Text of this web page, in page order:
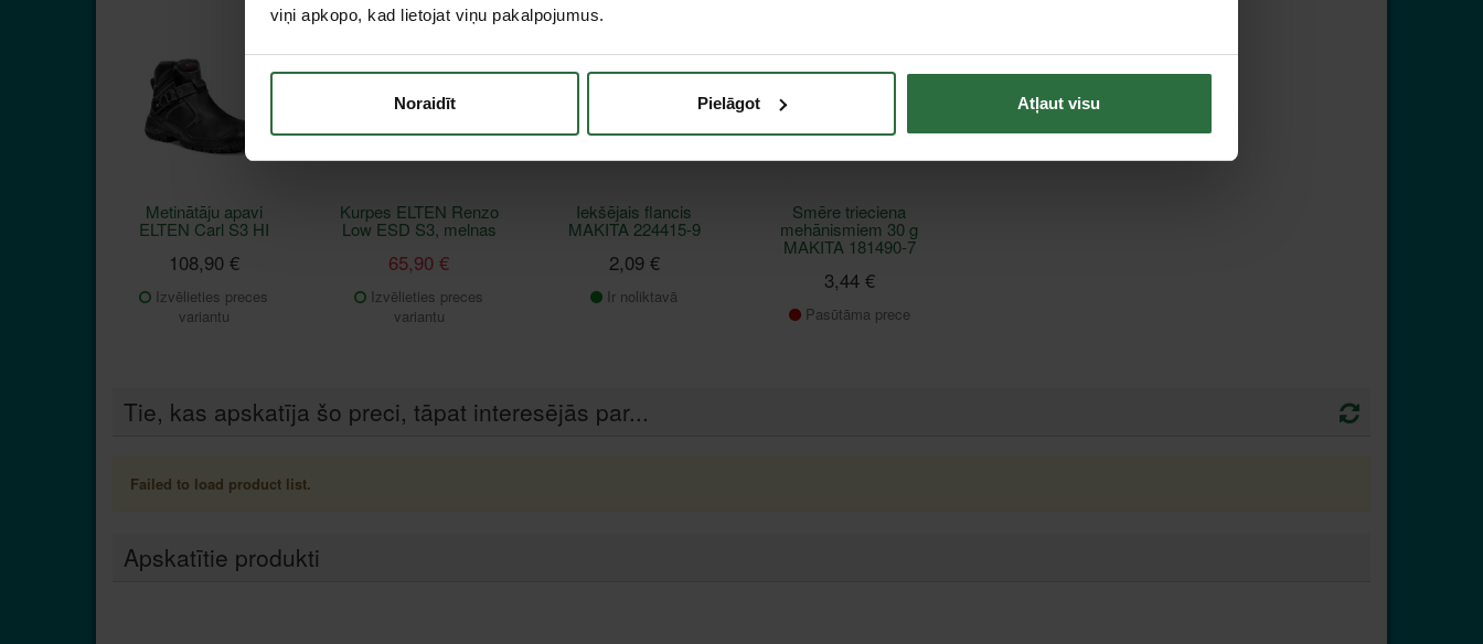
viņi apkopo, kad lietojat viņu pakalpojumus.
Noraidīt Pielāgot Atļaut visu
Metinātāju apavi
ELTEN Carl S3 HI
108,90 €
Izvēlieties preces
variantu
Kurpes ELTEN Renzo
Low ESD S3, melnas
65,90 €
Izvēlieties preces
variantu
Iekšējais flancis
MAKITA 224415-9
2,09 €
Ir noliktavā
Smēre trieciena
mehānismiem 30 g
MAKITA 181490-7
3,44 €
Pasūtāma prece
Tie, kas apskatīja šo preci, tāpat interesējās par...
Failed to load product list.
Apskatītie produkti